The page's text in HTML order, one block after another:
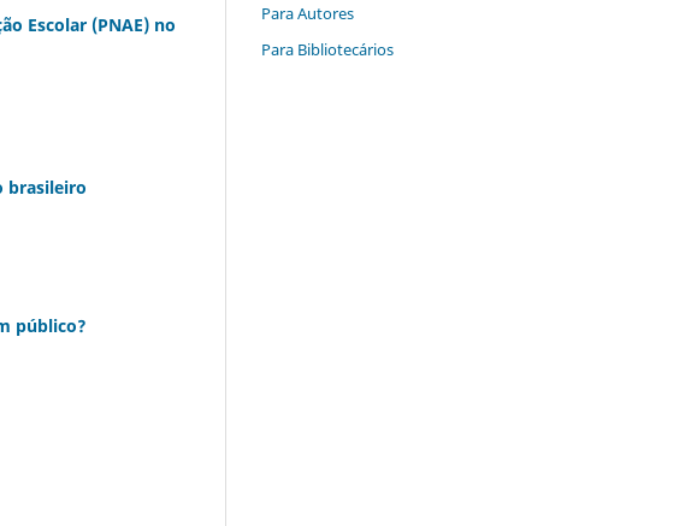
Escolar (PNAE) no
brasileiro
público?
Para Autores
Para Bibliotecários